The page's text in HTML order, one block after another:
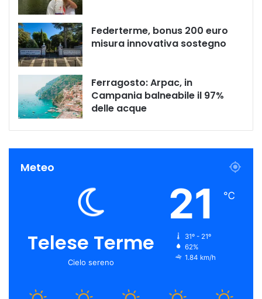
Federterme, bonus 200 euro
misura innovativa sostegno
Ferragosto: Arpac, in
Campania balneabile il 97%
delle acque
Meteo
Telese Terme
Cielo sereno
21 ℃
31º - 21º
62%
1.84 km/h